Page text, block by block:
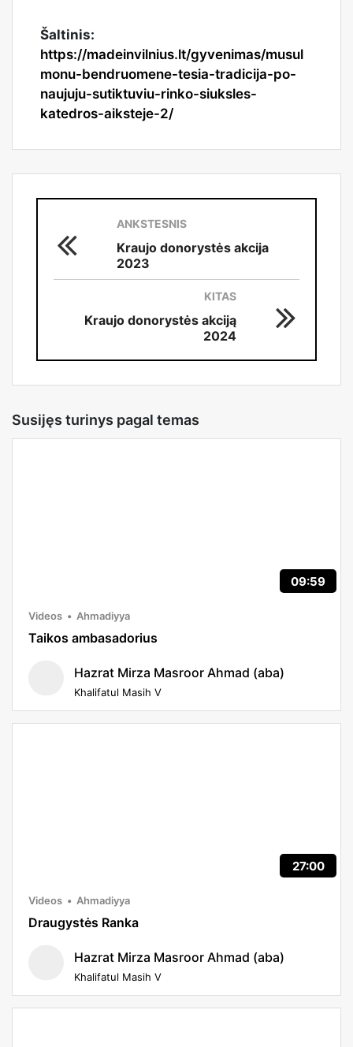
Šaltinis:
https://madeinvilnius.lt/gyvenimas/musul
monu-bendruomene-tesia-tradicija-po-
naujuju-sutiktuviu-rinko-siuksles-
katedros-aiksteje-2/
ANKSTESNIS
Kraujo donorystės akcija
2023
KITAS
Kraujo donorystės akciją
2024
Susijęs turinys pagal temas
09:59
Videos Ahmadiyya
Taikos ambasadorius
Hazrat Mirza Masroor Ahmad (aba)
Khalifatul Masih V
27:00
Videos Ahmadiyya
Draugystės Ranka
Hazrat Mirza Masroor Ahmad (aba)
Khalifatul Masih V